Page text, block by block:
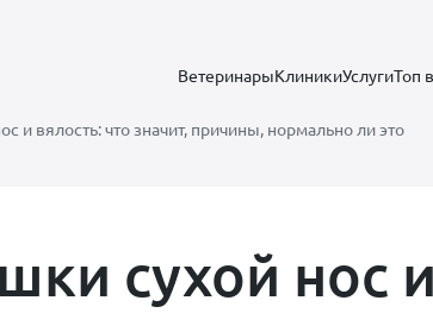
ВетеринарыКлиникиУслугиТоп
и вялость: что значит, причины, нормально ли это
сухой нос